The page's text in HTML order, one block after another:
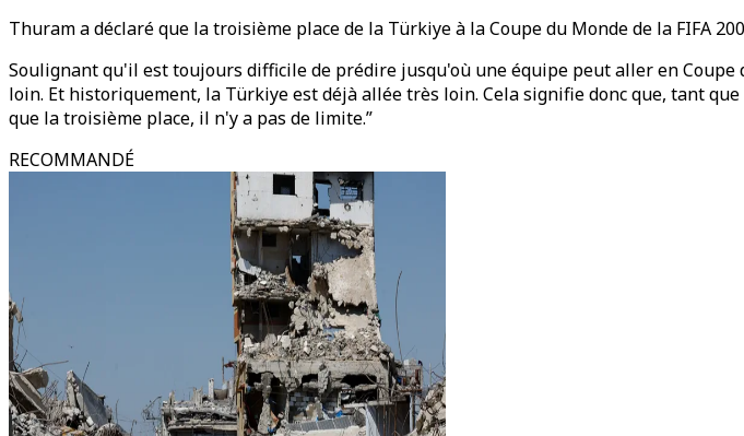
Thuram a déclaré que la troisième place de la Türkiye à la Coupe du Monde de la FIFA
Soulignant qu'il est toujours difficile de prédire jusqu'où une équipe peut aller en
loin. Et historiquement, la Türkiye est déjà allée très loin. Cela signifie donc que, tant
que la troisième place, il n'y a pas de limite.”
RECOMMANDÉ